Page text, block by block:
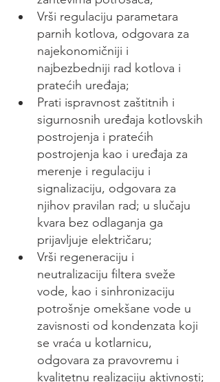
Vrši regulaciju parametara
parnih kotlova, odgovara za
najekonomičniji i
najbezbedniji rad kotlova i
pratećih uređaja;
Prati ispravnost zaštitnih i
sigurnosnih uređaja kotlovskih
postrojenja i pratećih
postrojenja kao i uređaja za
merenje i regulaciju i
signalizaciju, odgovara za
njihov pravilan rad; u slučaju
kvara bez odlaganja ga
prijavljuje električaru;
Vrši regeneraciju i
neutralizaciju filtera sveže
vode, kao i sinhronizaciju
potrošnje omekšane vode u
zavisnosti od kondenzata koji
se vraća u kotlarnicu,
odgovara za pravovremu i
kvalitetnu realizaciju aktivnosti;